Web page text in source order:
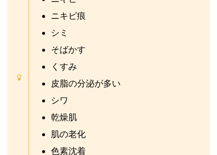
ニキビ痕
シミ
そばかす
くすみ
皮脂の分泌が多い
シワ
乾燥肌
肌の老化
色素沈着